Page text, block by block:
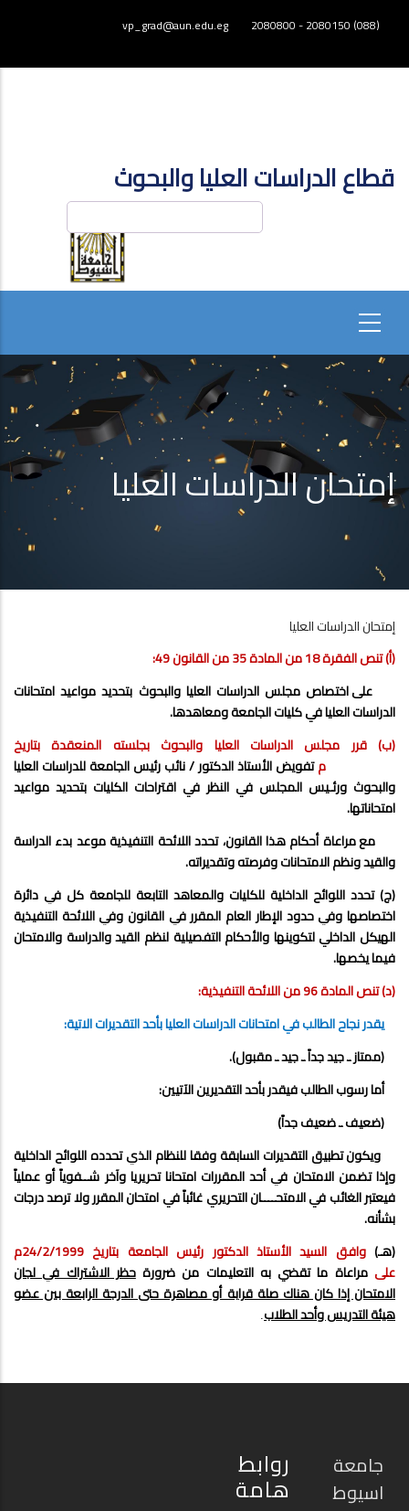
الرئيسي
(088) 2080150 - 2080800
vp_grad@aun.edu.eg
قطاع الدراسات العليا والبحوث
بحث
إمتحان الدراسات العليا
إمتحان الدراسات العليا
(أ) تنص الفقرة 18 من المادة 35 من القانون 49:
على اختصاص مجلس الدراسات العليا والبحوث بتحديد مواعيد امتحانات
الدراسات العليا في كليات الجامعة ومعاهدها.
(ب) قرر مجلس الدراسات العليا والبحوث بجلسته المنعقدة بتاريخ
تفويض الأستاذ الدكتور / نائب رئيس الجامعة للدراسات العليا
والبحوث ورئـيس المجلس في النظر في اقتراحات الكليات بتحديد مواعيد
امتحاناتها.
مع مراعاة أحكام هذا القانون، تحدد اللائحة التنفيذية موعد بدء الدراسة
والقيد ونظم الامتحانات وفرصته وتقديراته.
(ج) تحدد اللوائح الداخلية للكليات والمعاهد التابعة للجامعة كل في دائرة
اختصاصها وفي حدود الإطار العام المقرر في القانون وفي اللائحة التنفيذية
الهيكل الداخلي لتكوينها والأحكام التفصيلية لنظم القيد والدراسة والامتحان
فيما يخصها.
(د) تنص المادة 96 من اللائحة التنفيذية:
يقدر نجاح الطالب في امتحانات الدراسات العليا بأحد التقديرات الاتية:
(ممتاز ـ جيد جداً ـ جيد ـ مقبول).
أما رسوب الطالب فيقدر بأحد التقديرين الآتيين:
(ضعيف ـ ضعيف جداً)
ويكون تطبيق التقديرات السابقة وفقا للنظام الذي تحدده اللوائح الداخلية
وإذا تضمن الامتحان في أحد المقررات امتحانا تحريريا وآخر شــفوياً أو عملياً
فيعتبر الغائب في الامتحــــان التحريري غائباً في امتحان المقرر ولا ترصد درجات
بشأنه.
(هـ)
وافق السيد الأستاذ الدكتور رئيس الجامعة بتاريخ 24/2/1999م
علىمراعاة ما تقضي به التعليمات من ضرورةحظر الاشتراك في لجان
الامتحان إذا كان هناك صلة قرابة أو مصاهرة حتى الدرجة الرابعة بين عضو
هيئة التدريس وأحد الطلاب
جامعة
اسيوط
روابط
هامة